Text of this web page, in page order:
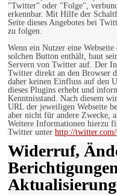
"Twitter" oder "Folge",
erkennbar. Mit Hilfe der
Seite dieses Angebotes bei
zu folgen.
Wenn ein Nutzer eine
solchen Button enthält, baut
Servern von Twitter auf. Der
Twitter direkt an den Browser
daher keinen Einfluss auf den
dieses Plugins erhebt und
Kenntnisstand. Nach diesem
URL der jeweiligen Webseite
aber nicht für andere Zwecke,
Weitere Informationen hierzu
Twitter unter http://
Widerruf,